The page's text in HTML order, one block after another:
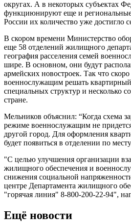
округах. А в некоторых субъектах
функциюнируют еще и региональные
России их количество уже достигло
В скором времени Министерство
еще 58 отделений жилищного
география расселения семей
шире. В основном, они будут
армейских новостроек. Так что
военнослужащим решать
специальных структур и несколько
стране.
Мельников объяснил: “Когда схема
режиме военнослужащим не
другой город. Для оформления
будет появиться в отделении по
"C целью улучшения организации
жилищного обеспечения и
снижения социальной
центре Департамента жилищного
"горячая линия" 8-800-200-22-94",
Ещё новости